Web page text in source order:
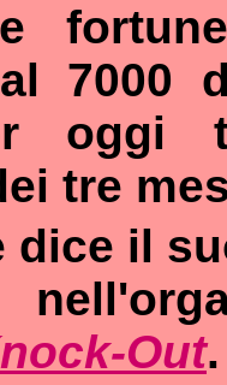
7000
oggi
tre
dice il
Out.